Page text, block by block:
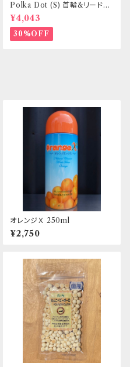
Polka Dot (S) 首輪&リードセ
ット _ 小型犬・小柄な中型犬向
き _ フントヒュッテオリジナル
¥4,043
30%OFF
オレンジＸ 250ml
¥2,750